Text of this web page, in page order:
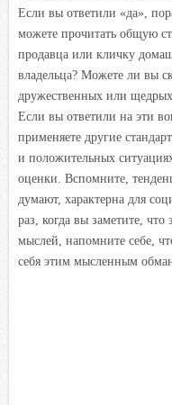
Если вы ответили «да»,
можете прочитать общую
продавца или кличку
владельца? Можете ли вы
дружественных или
Если вы ответили на эти
применяете другие
и положительных
оценки. Вспомните,
думают, характерна для
раз, когда вы заметите, что
мыслей, напомните себе,
себя этим мысленным